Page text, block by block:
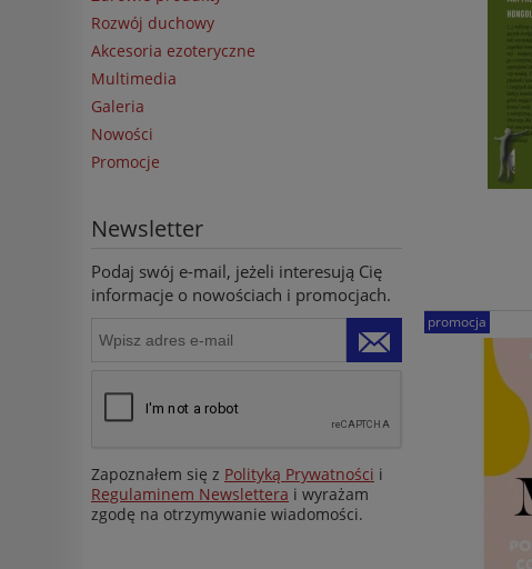
Rozwój duchowy
Akcesoria ezoteryczne
Multimedia
Galeria
Nowości
Promocje
Newsletter
Podaj swój e-mail, jeżeli interesują Cię
informacje o nowościach i promocjach.
Zapoznałem się z Polityką Prywatności i
Regulaminem Newslettera i wyrażam
zgodę na otrzymywanie wiadomości.
promocja